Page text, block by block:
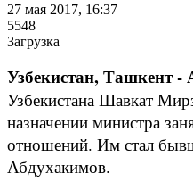
27 мая 2017, 16:37
5548
Загрузка
Узбекистан, Ташкент -
Узбекистана Шавкат
назначении министра
отношений. Им стал
Абдухакимов.